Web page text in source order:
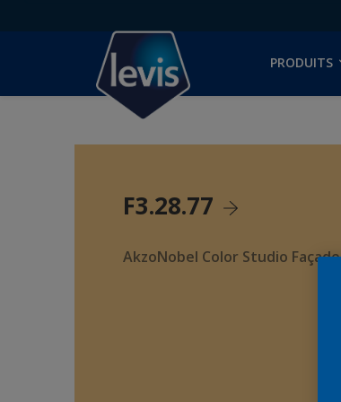
PRODUITS
F3.28.77
AkzoNobel Color Studio Façade